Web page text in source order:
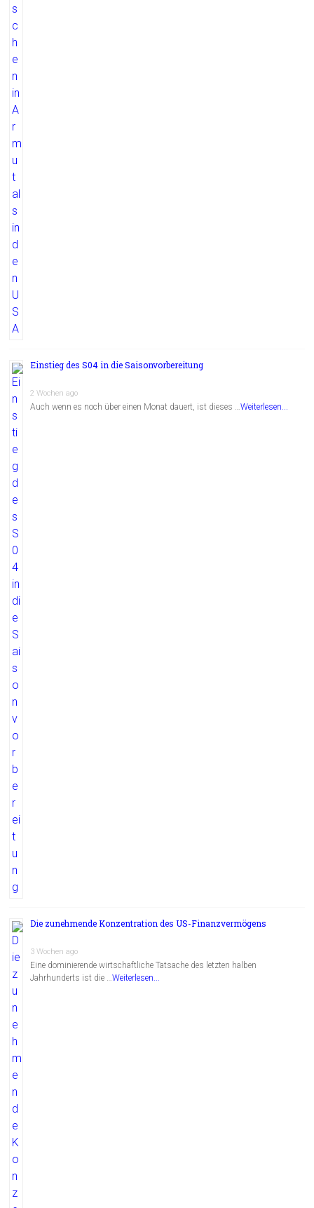
Einstieg des S04 in die Saisonvorbereitung
2 Wochen ago
Auch wenn es noch über einen Monat dauert, ist dieses …Weiterlesen...
Die zunehmende Konzentration des US-Finanzvermögens
3 Wochen ago
Eine dominierende wirtschaftliche Tatsache des letzten halben
Jahrhunderts ist die …Weiterlesen...